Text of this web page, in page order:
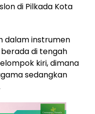
di Pilkada Kota
dalam instrumen
di tengah
kiri, dimana
sedangkan